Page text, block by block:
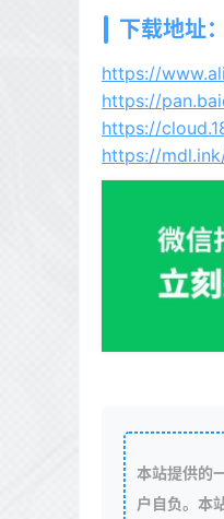
下载地址：
https://
https://
https://
https://
本站提供的
户自负。本